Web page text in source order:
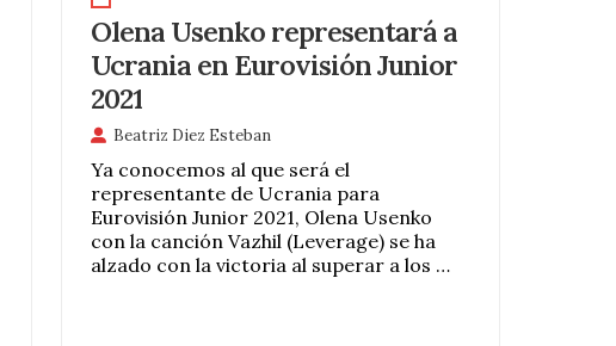
Olena Usenko representará a
Ucrania en Eurovisión Junior
2021
Beatriz Diez Esteban
Ya conocemos al que será el
representante de Ucrania para
Eurovisión Junior 2021, Olena Usenko
con la canción Vazhil (Leverage) se ha
alzado con la victoria al superar a los …